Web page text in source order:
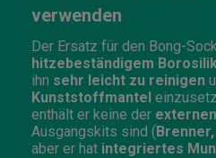
verwenden
Der Ersatz für den Bong-
hitzebeständigem
ihn sehr leicht zu reinigen
Kunststoffmantel
enthält er keine der
Ausgangskits sind (
aber er hat integriertes